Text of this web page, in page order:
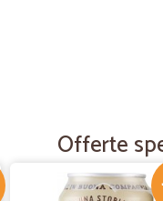
Offerte